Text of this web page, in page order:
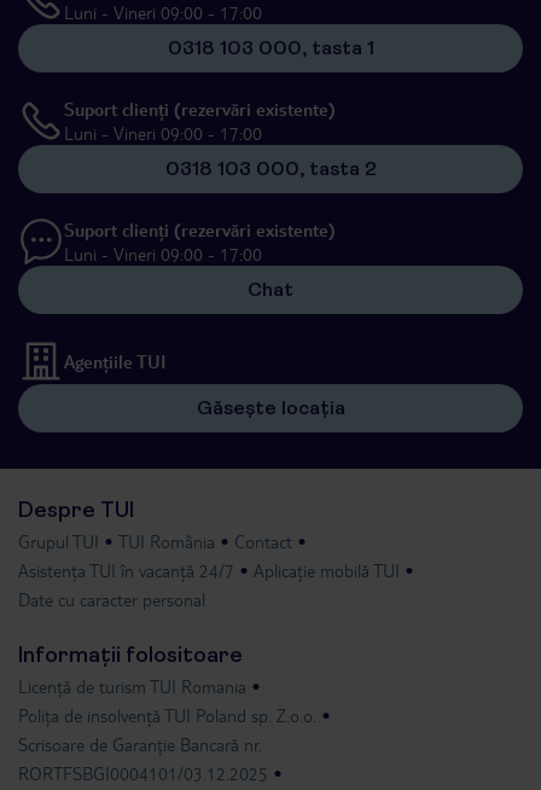
Luni - Vineri 09:00 - 17:00
0318 103 000, tasta 1
Suport clienți (rezervări existente)
Luni - Vineri 09:00 - 17:00
0318 103 000, tasta 2
Suport clienți (rezervări existente)
Luni - Vineri 09:00 - 17:00
Chat
Agențiile TUI
Găsește locația
Despre TUI
Grupul TUI TUI România
Contact
Asistența TUI în vacanță 24/7
Aplicație mobilă TUI
Date cu caracter personal
Informații folositoare
Licență de turism TUI Romania
Polița de insolvență TUI Poland sp. Z.o.o.
Scrisoare de Garanție Bancară nr.
RORTFSBGI0004101/03.12.2025